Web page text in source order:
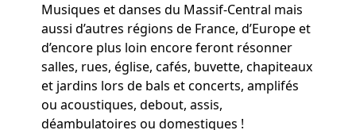
Musiques et danses du Massif-Central mais
aussi d’autres régions de France, d’Europe et
d’encore plus loin encore feront résonner
salles, rues, église, cafés, buvette, chapiteaux
et jardins lors de bals et concerts, amplifés
ou acoustiques, debout, assis,
déambulatoires ou domestiques !